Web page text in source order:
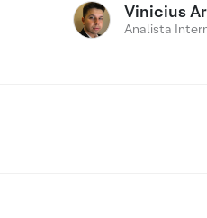
Vinicius
Analista